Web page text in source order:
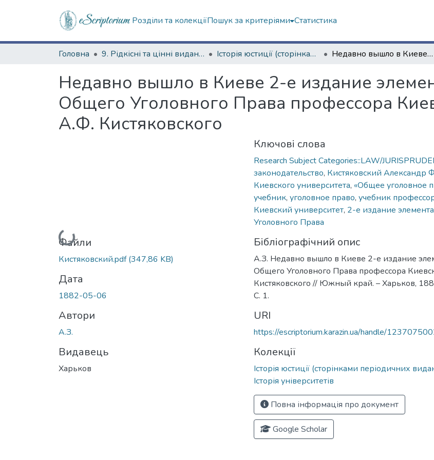
Розділи та колекціїПошук за критеріями Статистика
Головна 9. Рідкісні та цінні видання Історія юстиції (сторінками періодичних видань) Недавно вышло в Киеве 2-е издание элементарного учебника Общего Уголовного Права профессора Киевского университета А.Ф. Кистяковского
Недавно вышло в Киеве 2-е издание
Общего Уголовного Права профессора
А.Ф. Кистяковского
Вантажиться...
Файли
Кистяковский.pdf(347,86 KB)
Дата
1882-05-06
Автори
А.З.
Видавець
Харьков
Ключові слова
Research Subject Categories::LAW/
законодательство, Кистяковский Александр
Киевского университета, «Общее уголовное
учебник, уголовное право, учебник
Киевский университет, 2-е издание
Уголовного Права
Бібліографічний опис
А.З. Недавно вышло в Киеве 2-е издание
Общего Уголовного Права профессора
Кистяковского // Южный край. – Харьков,
С. 1.
URI
https://escriptorium.karazin.ua/handle/
Колекції
Історія юстиції (сторінками періодичних
Історія університетів
Повна інформація про документ
Google Scholar